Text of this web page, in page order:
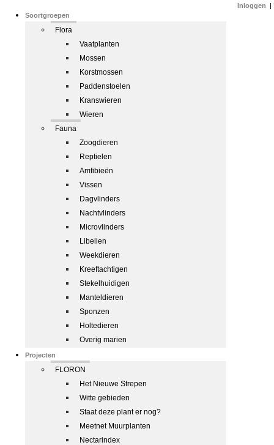
Soortgroepen
Flora
Vaatplanten
Mossen
Korstmossen
Paddenstoelen
Kranswieren
Wieren
Fauna
Zoogdieren
Reptielen
Amfibieën
Vissen
Dagvlinders
Nachtvlinders
Microvlinders
Libellen
Weekdieren
Kreeftachtigen
Stekelhuidigen
Manteldieren
Sponzen
Holtedieren
Overig marien
Projecten
FLORON
Het Nieuwe Strepen
Witte gebieden
Staat deze plant er nog?
Meetnet Muurplanten
Nectarindex
Inloggen |